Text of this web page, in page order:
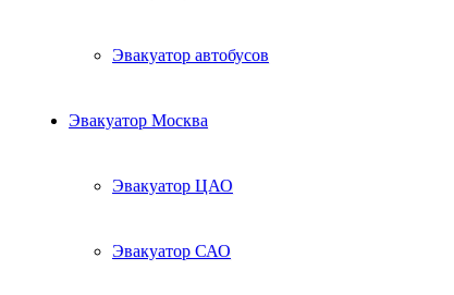
Эвакуатор автобусов
Эвакуатор Москва
Эвакуатор ЦАО
Эвакуатор САО